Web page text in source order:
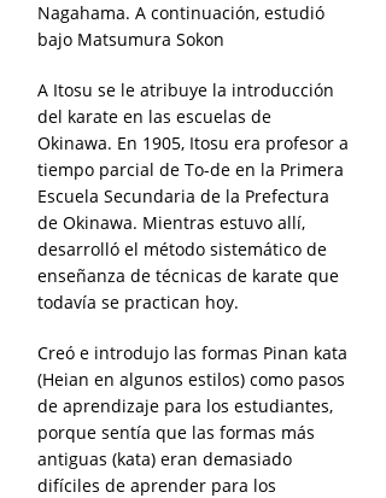
Nagahama. A continuación, estudió
bajo Matsumura Sokon
A Itosu se le atribuye la introducción
del karate en las escuelas de
Okinawa. En 1905, Itosu era profesor a
tiempo parcial de To-de en la Primera
Escuela Secundaria de la Prefectura
de Okinawa. Mientras estuvo allí,
desarrolló el método sistemático de
enseñanza de técnicas de karate que
todavía se practican hoy.
Creó e introdujo las formas Pinan kata
(Heian en algunos estilos) como pasos
de aprendizaje para los estudiantes,
porque sentía que las formas más
antiguas (kata) eran demasiado
difíciles de aprender para los